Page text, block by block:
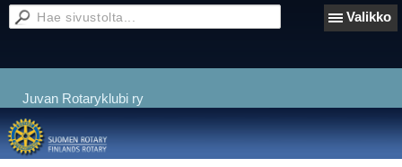
Valikko
Juvan Rotaryklubi ry